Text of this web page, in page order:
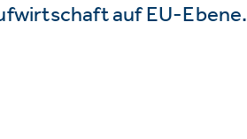
auf EU-Ebene.